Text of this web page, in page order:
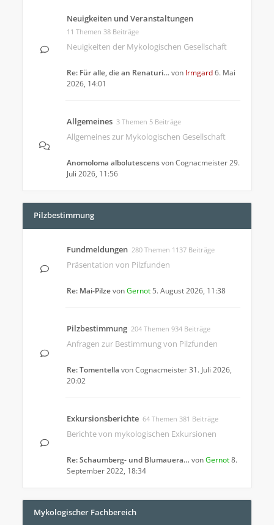
Neuigkeiten und Veranstaltungen
11 Themen 38 Beiträge
Neuigkeiten der Mykologischen Gesellschaft
Re: Für alle, die an Renaturi… von Irmgard6. Mai
2026, 14:01
Allgemeines 3 Themen 5 Beiträge
Allgemeines zur Mykologischen Gesellschaft
Anomoloma albolutescensvonCognacmeister29.
Juli 2026, 11:56
Pilzbestimmung
Fundmeldungen 280 Themen 1137 Beiträge
Präsentation von Pilzfunden
Re: Mai-PilzevonGernot 5. August 2026, 11:38
Pilzbestimmung 204 Themen 934 Beiträge
Anfragen zur Bestimmung von Pilzfunden
Re: Tomentella vonCognacmeister31. Juli 2026,
20:02
Exkursionsberichte 64 Themen 381 Beiträge
Berichte von mykologischen Exkursionen
Re: Schaumberg- und Blumauera… vonGernot8.
September 2022, 18:34
Mykologischer Fachbereich